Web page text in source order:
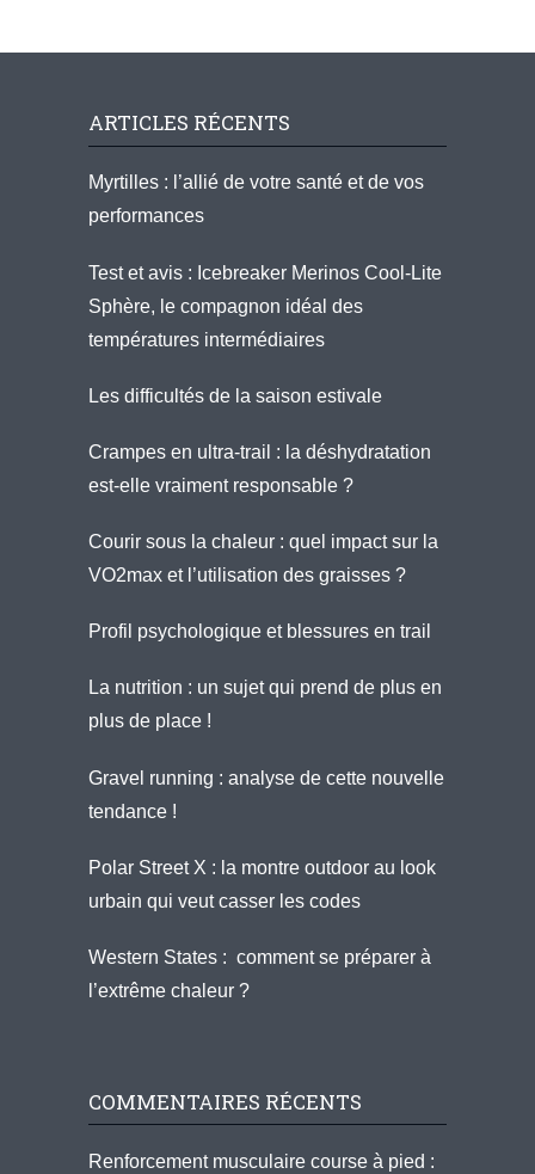
ARTICLES RÉCENTS
Myrtilles : l’allié de votre santé et de vos
performances
Test et avis : Icebreaker Merinos Cool-Lite
Sphère, le compagnon idéal des
températures intermédiaires
Les difficultés de la saison estivale
Crampes en ultra-trail : la déshydratation
est-elle vraiment responsable ?
Courir sous la chaleur : quel impact sur la
VO2max et l’utilisation des graisses ?
Profil psychologique et blessures en trail
La nutrition : un sujet qui prend de plus en
plus de place !
Gravel running : analyse de cette nouvelle
tendance !
Polar Street X : la montre outdoor au look
urbain qui veut casser les codes
Western States : comment se préparer à
l’extrême chaleur ?
COMMENTAIRES RÉCENTS
Renforcement musculaire course à pied :